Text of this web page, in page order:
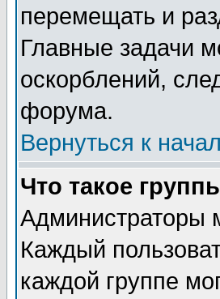
перемещать и
Главные задачи
оскорблений,
форума.
Вернуться к
Что такое
Администраторы
Каждый
каждой группе